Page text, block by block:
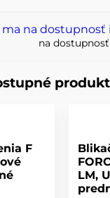
na dostupnosť
F
LM,